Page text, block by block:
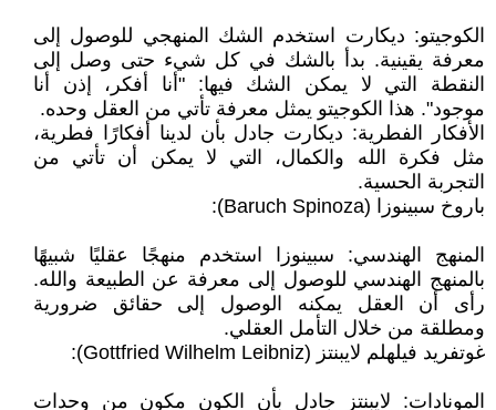
الكوجيتو: ديكارت استخدم الشك المنهجي للوصول إلى
معرفة يقينية. بدأ بالشك في كل شيء حتى وصل إلى
النقطة التي لا يمكن الشك فيها: "أنا أفكر، إذن أنا
موجود". هذا الكوجيتو يمثل معرفة تأتي من العقل وحده.
الأفكار الفطرية: ديكارت جادل بأن لدينا أفكارًا فطرية،
مثل فكرة الله والكمال، التي لا يمكن أن تأتي من
التجربة الحسية.
باروخ سبينوزا (Baruch Spinoza):
المنهج الهندسي: سبينوزا استخدم منهجًا عقليًا شبيهًا
بالمنهج الهندسي للوصول إلى معرفة عن الطبيعة والله.
رأى أن العقل يمكنه الوصول إلى حقائق ضرورية
ومطلقة من خلال التأمل العقلي.
غوتفريد فيلهلم لايبنتز (Gottfried Wilhelm Leibniz):
المونادات: لايبنتز جادل بأن الكون مكون من وحدات